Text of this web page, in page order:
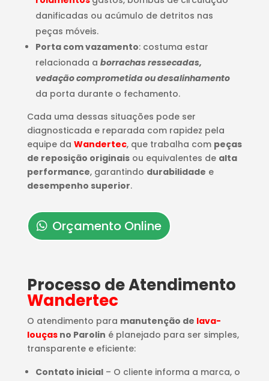
danificadas ou acúmulo de detritos nas
peças móveis.
Porta com vazamento: costuma estar
relacionada a borrachas ressecadas,
vedação comprometida ou desalinhamento
da porta durante o fechamento.
Cada uma dessas situações pode ser
diagnosticada e reparada com rapidez pela
equipe da Wandertec, que trabalha com peças
de reposição originaisou equivalentes de alta
performance, garantindo durabilidade e
desempenho superior.
Orçamento Online
Processo de Atendimento
Wandertec
O atendimento para manutenção de lava-
louçasno Parolin é planejado para ser simples,
transparente e eficiente:
Contato inicial– O cliente informa a marca, o